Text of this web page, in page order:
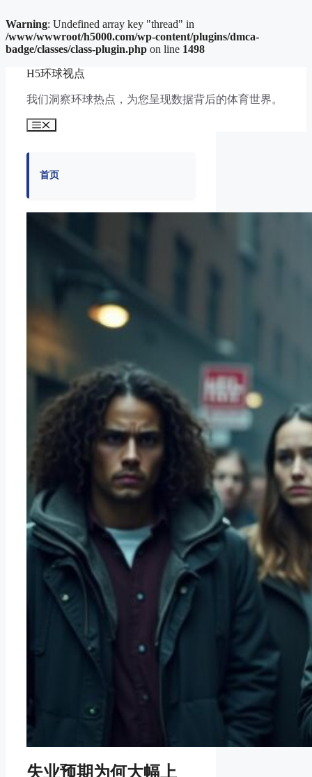
Warning: Undefined array key "thread" in
/www/wwwroot/h5000.com/wp-content/plugins/dmca-
badge/classes/class-plugin.php on line 1498
H5环球视点
我们洞察环球热点，为您呈现数据背后的体育世界。
菜
首页
失业预期为何大幅上